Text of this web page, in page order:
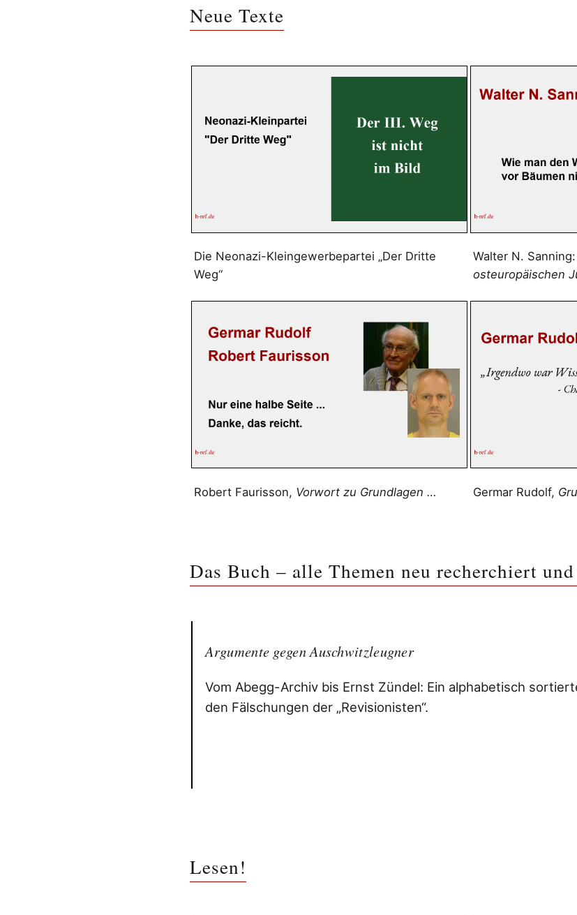
Neue Texte
Die Neonazi-Kleingewerbepartei „Der Dritte
Weg“
Walter N. Sanning:
osteuropäischen
Robert Faurisson, Vorwort zu Grundlagen … Germar Rudolf,
Das Buch – alle Themen neu recherchiert
Argumente gegen Auschwitzleugner
Vom Abegg-Archiv bis Ernst Zündel: Ein alphabetisch
den Fälschungen der „Revisionisten“.
Lesen!